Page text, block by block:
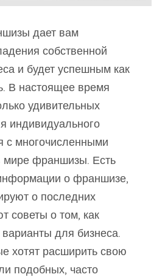
дает вам
собственной
и будет успешным как
В настоящее время
удивительных
индивидуального
с многочисленными
мире франшизы. Есть
о франшизе,
о последних
советы о том, как
для бизнеса.
хотят расширить свою
подобных, часто